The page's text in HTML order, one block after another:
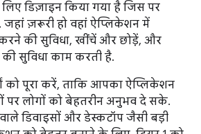
डिज़ाइन किया गया है जिस पर
ज़रूरी हो वहां ऐप्लिकेशन में
की सुविधा, खींचें और छोड़ें, और
सुविधा काम करती है.
को पूरा करें, ताकि आपका ऐप्लिकेशन
पर लोगों को बेहतरीन अनुभव दे सके.
डिवाइसों और डेस्कटॉप जैसी बड़ी